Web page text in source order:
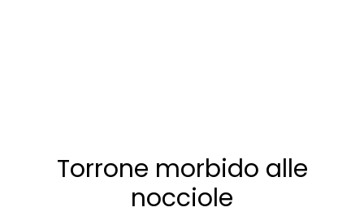
Torrone morbido alle
nocciole